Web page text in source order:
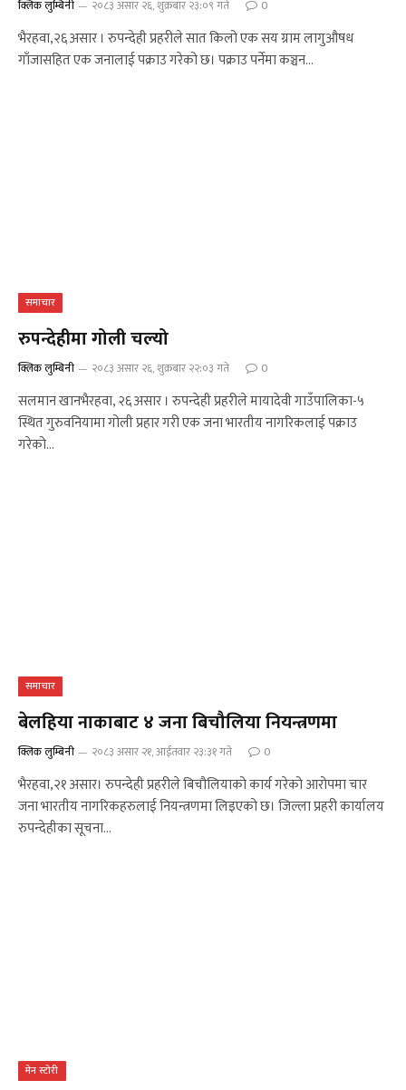
क्लिक लुम्बिनी २०८३ असार २६, शुक्रबार २३:०९ गते 0
भैरहवा,२६ असार । रुपन्देही प्रहरीले सात किलो एक सय ग्राम लागुऔषध
गाँजासहित एक जनालाई पक्राउ गरेको छ। पक्राउ पर्नेमा कञ्चन…
समाचार
रुपन्देहीमा गोली चल्यो
क्लिक लुम्बिनी २०८३ असार २६, शुक्रबार २२:०३ गते 0
सलमान खानभैरहवा, २६ असार । रुपन्देही प्रहरीले मायादेवी गाउँपालिका-५
स्थित गुरुवनियामा गोली प्रहार गरी एक जना भारतीय नागरिकलाई पक्राउ
गरेको…
समाचार
बेलहिया नाकाबाट ४ जना बिचौलिया नियन्त्रणमा
क्लिक लुम्बिनी २०८३ असार २१, आईतवार २३:३१ गते 0
भैरहवा,२१ असार। रुपन्देही प्रहरीले बिचौलियाको कार्य गरेको आरोपमा चार
जना भारतीय नागरिकहरुलाई नियन्त्रणमा लिइएको छ। जिल्ला प्रहरी कार्यालय
रुपन्देहीका सूचना…
मेन स्टोरी